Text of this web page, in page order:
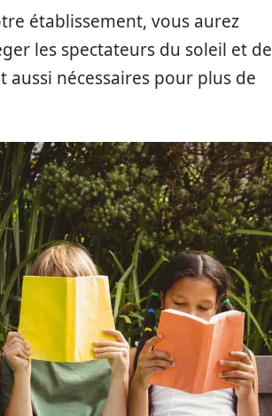
établissement, vous aurez
les spectateurs du soleil et de
aussi nécessaires pour plus de